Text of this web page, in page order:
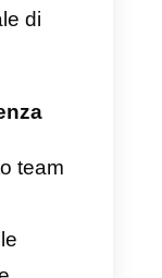
e
la
i clienti,